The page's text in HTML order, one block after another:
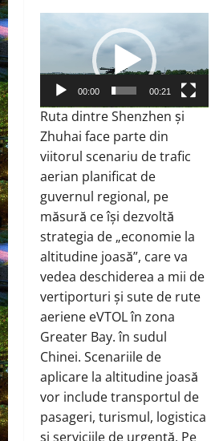
Player
video
00:00 00:21
Ruta dintre Shenzhen și
Zhuhai face parte din
viitorul scenariu de trafic
aerian planificat de
guvernul regional, pe
măsură ce își dezvoltă
strategia de „economie la
altitudine joasă”, care va
vedea deschiderea a mii de
vertiporturi și sute de rute
aeriene eVTOL în zona
Greater Bay. în sudul
Chinei. Scenariile de
aplicare la altitudine joasă
vor include transportul de
pasageri, turismul, logistica
și serviciile de urgență. Pe